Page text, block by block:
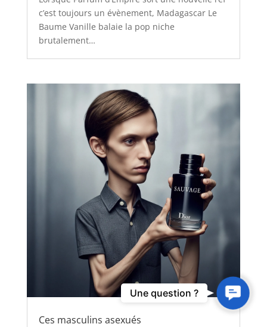
c’est toujours un évènement, Madagascar Le
Baume Vanille balaie la pop niche
brutalement…
Ces masculins asexués
Contact
Us
Une question ?